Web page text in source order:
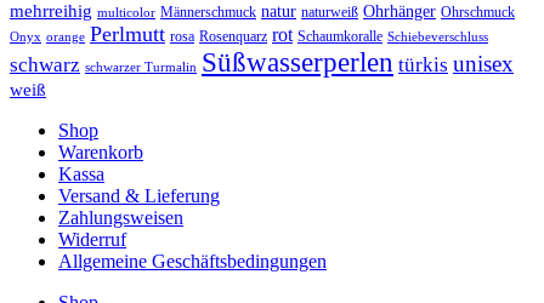
mehrreihig multicolor Männerschmuck natur naturweiß Ohrhänger Ohrschmuck
Onyx orange Perlmutt rosa Rosenquarz rot Schaumkoralle Schiebeverschluss
schwarz schwarzer Turmalin Süßwasserperlen türkis unisex
weiß
Shop
Warenkorb
Kassa
Versand & Lieferung
Zahlungsweisen
Widerruf
Allgemeine Geschäftsbedingungen